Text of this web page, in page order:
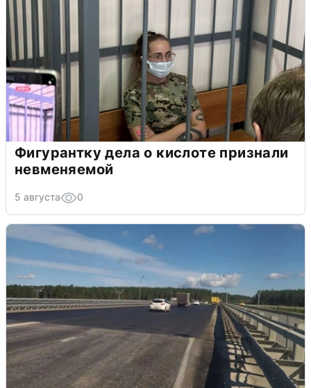
Фигурантку дела о кислоте признали
невменяемой
5 августа 0